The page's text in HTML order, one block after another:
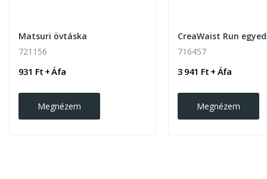
Matsuri övtáska
721156
931 Ft + Áfa
Megnézem
716457
3 941 Ft + Áfa
Megnézem